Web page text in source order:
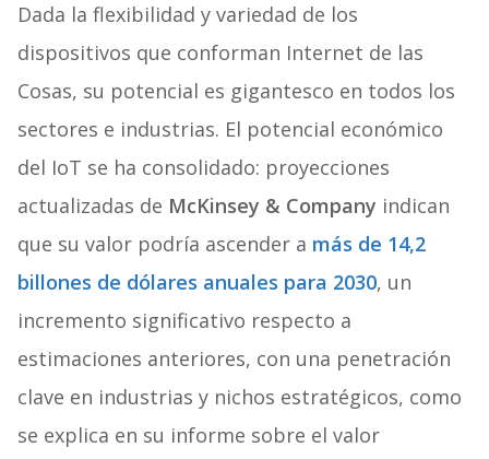
Dada la flexibilidad y variedad de los
dispositivos que conforman Internet de las
Cosas, su potencial es gigantesco en todos los
sectores e industrias. El potencial económico
del IoT se ha consolidado: proyecciones
actualizadas de McKinsey & Company indican
que su valor podría ascender a más de 14,2
billones de dólares anuales para 2030, un
incremento significativo respecto a
estimaciones anteriores, con una penetración
clave en industrias y nichos estratégicos, como
se explica en su informe sobre el valor